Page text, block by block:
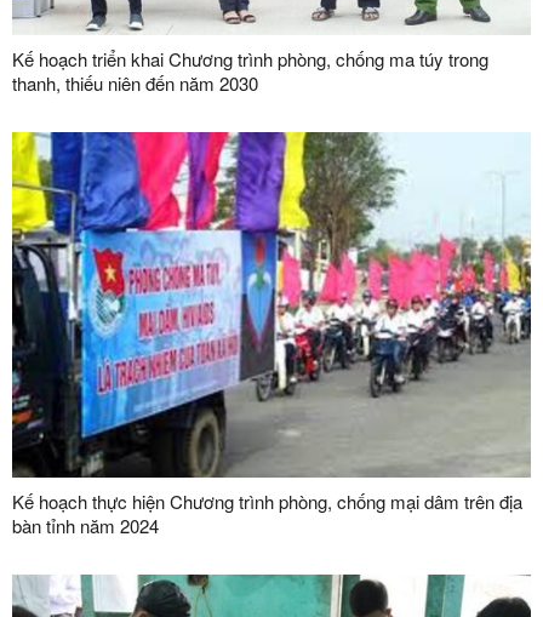
Kế hoạch triển khai Chương trình phòng, chống ma túy trong
thanh, thiếu niên đến năm 2030
Kế hoạch thực hiện Chương trình phòng, chống mại dâm trên địa
bàn tỉnh năm 2024